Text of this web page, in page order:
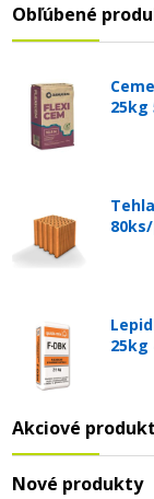
Obľúbené
25kg
25kg
Akciové
Nové produkty